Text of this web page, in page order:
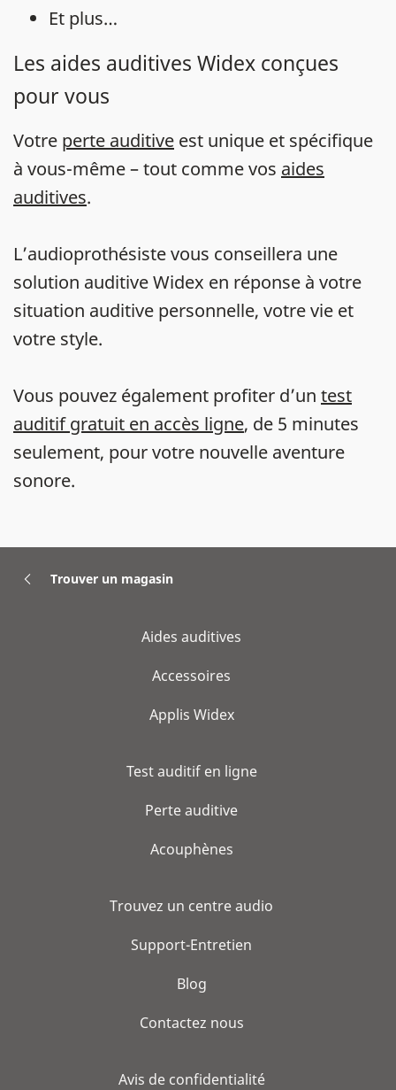
Et plus…
Les aides auditives Widex conçues
pour vous
Votre perte auditive est unique et spécifique
à vous-même – tout comme vos aides
auditives.
L’audioprothésiste vous conseillera une
solution auditive Widex en réponse à votre
situation auditive personnelle, votre vie et
votre style.
Vous pouvez également profiter d’un test
auditif gratuit en accès ligne, de 5 minutes
seulement, pour votre nouvelle aventure
sonore.
Trouver un magasin
Aides auditives
Accessoires
Applis Widex
Test auditif en ligne
Perte auditive
Acouphènes
Trouvez un centre audio
Support-Entretien
Blog
Contactez nous
Avis de confidentialité